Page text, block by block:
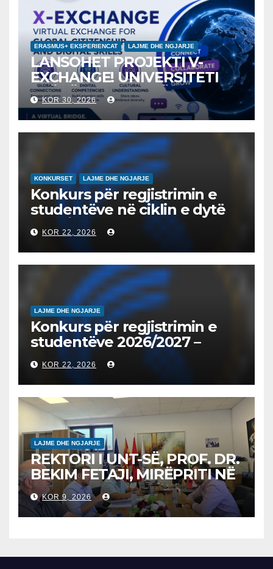
ERASMUS+ EKSPERIENCAT LAJME DHE NGJARJE
LANSOHET PROJEKTI V-
EXCHANGE! UNIVERSITETI
“NËNË TEREZA” NË SHKUP
UDHËHEQ NISMËN
NDËRKOMBËTARE PËR
EDUKIMIN DIGJITAL DHE
QYTETARINË GLOBALE
KOR 30, 2026
KONKURSET LAJME DHE NGJARJE
Konkurs për regjistrimin e
studentëve në ciklin e dytë
2026/2027 – Конкурс за
запишување на студенти
на втор циклус студии за
2026/2027
KOR 22, 2026
LAJME DHE NGJARJE
Konkurs për regjistrimin e
studentëve 2026/2027 –
Конкурс за запишување на
студенти за 2026/2027
KOR 22, 2026
LAJME DHE NGJARJE
REKTORI I UNT-SË, PROF. DR.
BEKIM FETAJI, MIRËPRITI NË
TAKIM ZYRTAR DREJTORIN E
SH.A MEPSO, DR. BURIM
LATIFIN
KOR 9, 2026